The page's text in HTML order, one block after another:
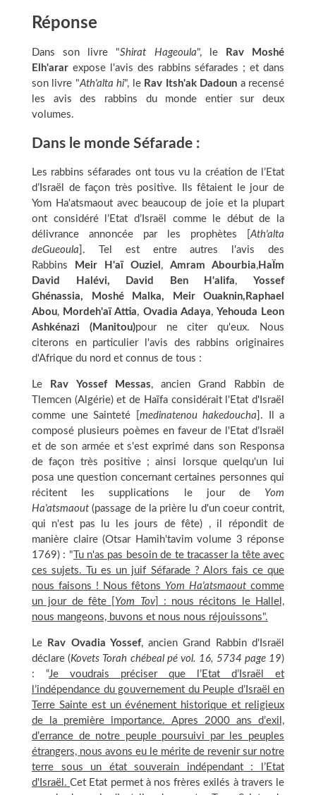
Réponse
Dans son livre "Shirat Hageoula", le
Rav Moshé
Elh'arar expose l'avis des rabbins séfarades ; et dans
son livre "Ath'alta hi", le Rav Itsh'ak Dadoun a recensé
les avis des rabbins du monde entier sur deux
volumes.
Dans le monde Séfarade :
Les rabbins séfarades ont tous vu la création de l’Etat
d’Israël de façon très positive. Ils fêtaient le jour de
Yom Ha'atsmaout avec beaucoup de joie et la plupart
ont considéré l’Etat d’Israël comme le début de la
délivrance annoncée par les prophètes [ Ath'alta
deGueoula]. Tel est entre autres l'avis des
Rabbins
Meir H'aï Ouziel , Amram Abourbia, HaÏm
David Halévi, David Ben H'alifa,Yossef
Ghénassia,
Moshé Malka, Meir Ouaknin, Raphael
Abou, Mordeh'aï Attia, Ovadia Adaya, Yehouda Leon
Ashkénazi (Manitou)pour ne citer qu'eux. Nous
citerons en particulier l'avis des rabbins originaires
d'Afrique du nord et connus de tous :
Le Rav Yossef Messas, ancien Grand Rabbin de
Tlemcen (Algérie) et de Haïfa considérait l'Etat d'Israël
comme une Sainteté [ medinatenou hakedoucha]. Il a
composé plusieurs poèmes en faveur de l'Etat d’Israël
et de son armée et s'est exprimé dans son Responsa
de façon très positive ; ainsi lorsque quelqu'un lui
posa une question concernant certaines personnes qui
récitent les supplications le jour de Yom
Ha'atsmaout (passage de la prière lu d'un coeur contrit,
qui n'est pas lu les jours de fête) , il répondit de
manière claire (Otsar Hamih'tavim volume 3 réponse
1769) : "Tu n'as pas besoin de te tracasser la tête avec
ces sujets. Tu es un juif Séfarade ? Alors fais ce que
nous faisons ! Nous fêtons Yom Ha'atsmaoutcomme
un jour de fête [ Yom Tov] : nous récitons le Hallel,
nous mangeons, buvons et nous nous réjouissons".
Le Rav Ovadia Yossef, ancien Grand Rabbin d'Israël
déclare (Kovets Torah chébeal pé vol. 16, 5734 page 19)
: “Je voudrais préciser que l’Etat d’Israël et
l’indépendance du gouvernement du Peuple d’Israël en
Terre Sainte est un événement historique et religieux
de la première importance. Apres 2000 ans d’exil,
d’errance de notre peuple poursuivi par les peuples
étrangers, nous avons eu le mérite de revenir sur notre
terre sous un état souverain indépendant : l’Etat
d'Israël.Cet Etat permet à nos frères exilés à travers le